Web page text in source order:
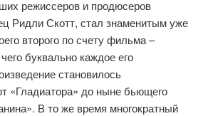
режиссеров и продюсеров
Ридли Скотт, стал знаменитым уже
второго по счету фильма –
буквально каждое его
становилось
«Гладиатора» до ныне бьющего
В то же время многократный